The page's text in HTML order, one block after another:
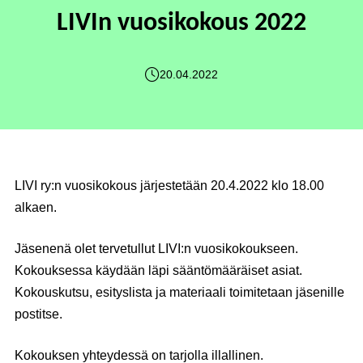
LIVIn vuosikokous 2022
20.04.2022
LIVI ry:n vuosikokous järjestetään 20.4.2022 klo 18.00
alkaen.
Jäsenenä olet tervetullut LIVI:n vuosikokoukseen.
Kokouksessa käydään läpi sääntömääräiset asiat.
Kokouskutsu, esityslista ja materiaali toimitetaan jäsenille
postitse.
Kokouksen yhteydessä on tarjolla illallinen.